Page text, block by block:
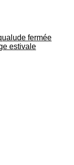
fermée
estivale